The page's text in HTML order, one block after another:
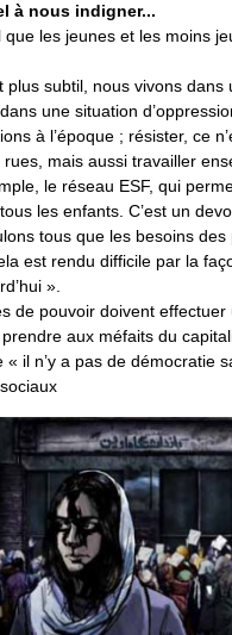
à nous indigner...
les jeunes et les moins
plus subtil, nous vivons
une situation
à l’époque ; résister, ce
mais aussi travailler
le réseau ESF, qui
les enfants. C’est un
tous que les besoins des
est rendu difficile par la
».
de pouvoir doivent
prendre aux méfaits du
« il n’y a pas de démocratie